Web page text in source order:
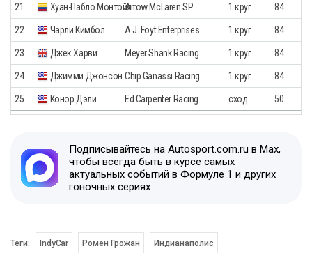
21. Хуан-Пабло МонтойяArrow McLaren SP 1 круг 84
22. Чарли Кимбол A.J. Foyt Enterprises 1 круг 84
23. Джек Харви Meyer Shank Racing 1 круг 84
24. Джимми Джонсон Chip Ganassi Racing 1 круг 84
25. Конор Дэли Ed Carpenter Racing сход 50
Подписывайтесь на Autosport.com.ru в Max,
чтобы всегда быть в курсе самых
актуальных событий в Формуле 1 и других
гоночных сериях
Теги: IndyCar Ромен Грожан Индианаполис